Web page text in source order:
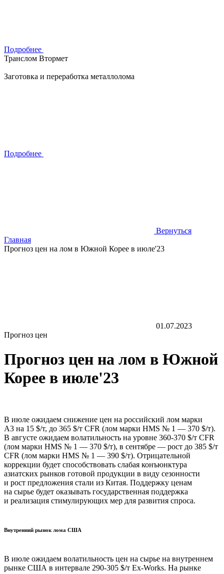
Подробнее
Транслом Втормет
Заготовка и переработка металлолома
Подробнее
Вернуться
Главная
Прогноз цен на лом в Южной Корее в июле'23
01.07.2023
Прогноз цен
Прогноз цен на лом в Южной
Корее в июле'23
В июле ожидаем снижение цен на российский лом марки
А3 на 15 $/т, до 365 $/т CFR (лом марки HMS № 1 — 370 $/т).
В августе ожидаем волатильность на уровне 360-370 $/т CFR
(лом марки HMS № 1 — 370 $/т), в сентябре — рост до 385 $/т
CFR (лом марки HMS № 1 — 390 $/т). Отрицательной
коррекции будет способствовать слабая конъюнктура
азиатских рынков готовой продукции в виду сезонности
и рост предложения стали из Китая. Поддержку ценам
на сырье будет оказывать государственная поддержка
и реализация стимулирующих мер для развития спроса.
Внутренний рынок лома США
В июле ожидаем волатильность цен на сырье на внутреннем
рынке США в интервале 290-305 $/т Ex-Works. На рынке